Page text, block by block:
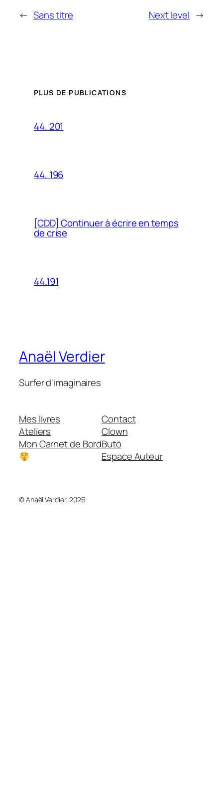
← Sans titre Next level →
PLUS DE PUBLICATIONS
44. 201
44. 196
[CDD] Continuer à écrire en temps
de crise
44.191
Anaël Verdier
Surfer d'imaginaires
Mes livres
Ateliers
Mon Carnet de Bord
Contact
Clown
Butō
Espace Auteur
© Anaël Verdier, 2026